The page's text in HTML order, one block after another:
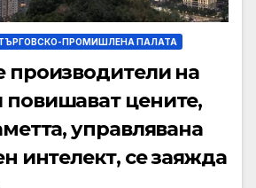
ПРОМИШЛЕНА ПАЛАТА
производители на
цените,
управлявана
интелект, се заяжда